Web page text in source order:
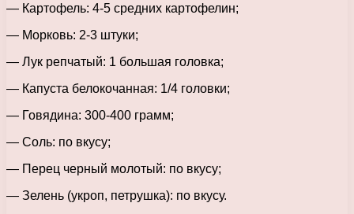
— Картофель: 4-5 средних картофелин;
— Морковь: 2-3 штуки;
— Лук репчатый: 1 большая головка;
— Капуста белокочанная: 1/4 головки;
— Говядина: 300-400 грамм;
— Соль: по вкусу;
— Перец черный молотый: по вкусу;
— Зелень (укроп, петрушка): по вкусу.